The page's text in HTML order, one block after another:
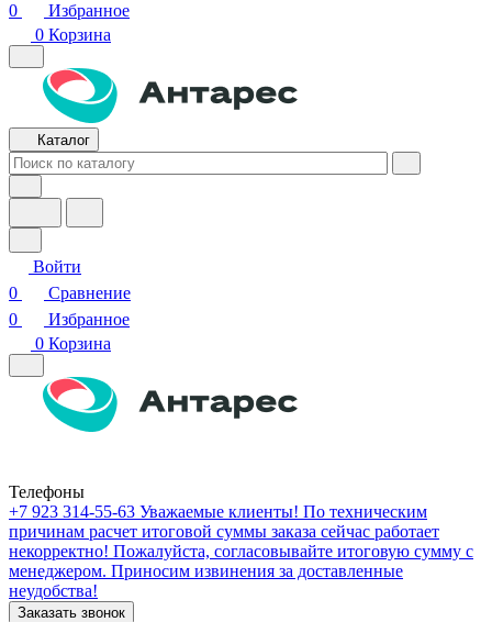
0
Избранное
0 Корзина
Каталог
Войти
0
Сравнение
0
Избранное
0 Корзина
Телефоны
+7 923 314-55-63 Уважаемые клиенты! По техническим
причинам расчет итоговой суммы заказа сейчас работает
некорректно! Пожалуйста, согласовывайте итоговую сумму с
менеджером. Приносим извинения за доставленные
неудобства!
Заказать звонок